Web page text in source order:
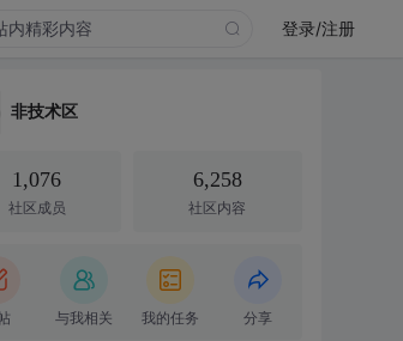
登录/注册
非技术区
1,076
社区成员
6,258
社区内容
与我相关 我的任务 分享